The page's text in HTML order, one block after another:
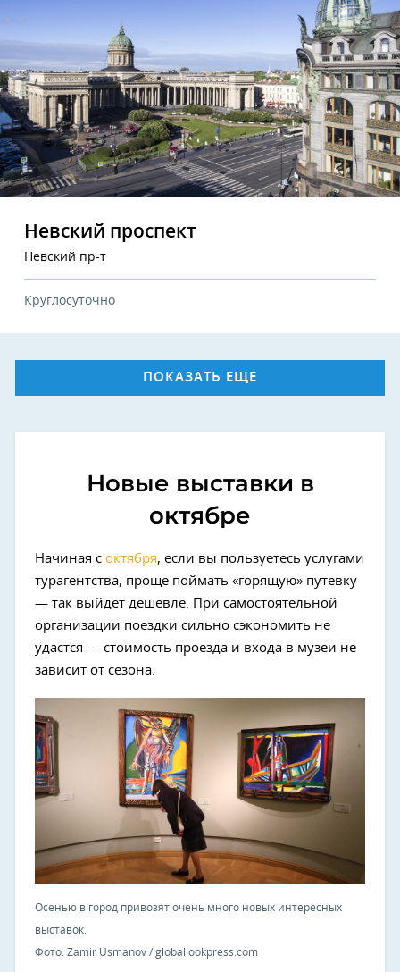
Невский проспект
Невский пр-т
Круглосуточно
ПОКАЗАТЬ ЕЩЕ
Новые выставки в
октябре
Начиная с октября, если вы пользуетесь услугами
турагентства, проще поймать «горящую» путевку
— так выйдет дешевле. При самостоятельной
организации поездки сильно сэкономить не
удастся — стоимость проезда и входа в музеи не
зависит от сезона.
Осенью в город привозят очень много новых интересных
выставок.
Фото: Zamir Usmanov / globallookpress.com